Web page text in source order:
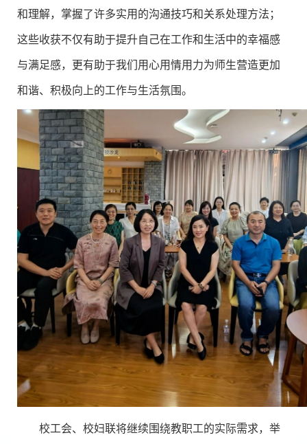
和理解，掌握了许多实用的沟通技巧和关系处理方法；
这些收获不仅有助于提升自己在工作和生活中的幸福感
与满足感，更有助于我们用心用情用力为师生营造更加
和谐、积极向上的工作与生活氛围。
校工会、校妇联将继续围绕教职工的实际需求，举